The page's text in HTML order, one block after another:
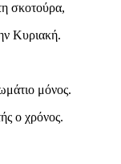
σκοτούρα,
Κυριακή.
μόνος.
ο χρόνος.